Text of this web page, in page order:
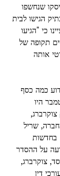
שנחשפו
הגישו לבית
כי "הגיעו
תקופה של
אותה
כמה כסף
היו
שריל
בחדשות
על ההסדר
צוקרברג,
דין